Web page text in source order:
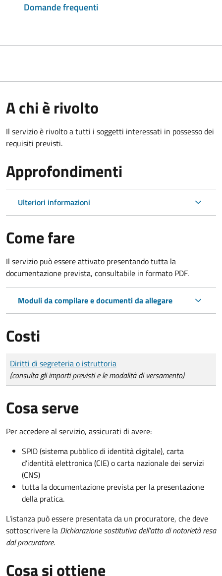
Domande frequenti
A chi è rivolto
Il servizio è rivolto a tutti i soggetti interessati in possesso dei
requisiti previsti.
Approfondimenti
Ulteriori informazioni
Come fare
Il servizio può essere attivato presentando tutta la
documentazione prevista, consultabile in formato PDF.
Moduli da compilare e documenti da allegare
Costi
Tipo di pagamento
Importo
Diritti di segreteria o istruttoria
(consulta gli importi previsti e le modalità di versamento)
Cosa serve
Per accedere al servizio, assicurati di avere:
SPID (sistema pubblico di identità digitale), carta
d’identità elettronica (CIE) o carta nazionale dei servizi
(CNS)
tutta la documentazione prevista per la presentazione
della pratica.
L'istanza può essere presentata da un procuratore, che deve
sottoscrivere la Dichiarazione sostitutiva dell'atto di notorietà resa
dal procuratore.
Cosa si ottiene